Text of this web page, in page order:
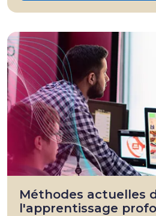
Méthodes actuelles
l'apprentissage